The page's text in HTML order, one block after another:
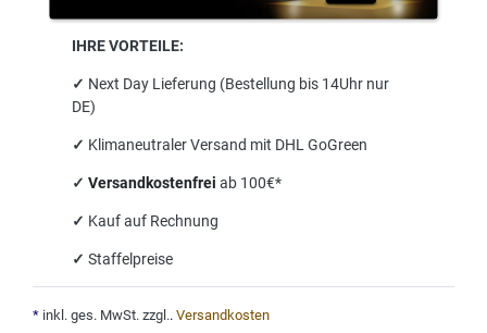
IHRE VORTEILE:
✓ Next Day Lieferung (Bestellung bis 14Uhr nur
DE)
✓ Klimaneutraler Versand mit DHL GoGreen
✓ Versandkostenfrei ab 100€*
✓ Kauf auf Rechnung
✓ Staffelpreise
* inkl. ges. MwSt. zzgl.. Versandkosten